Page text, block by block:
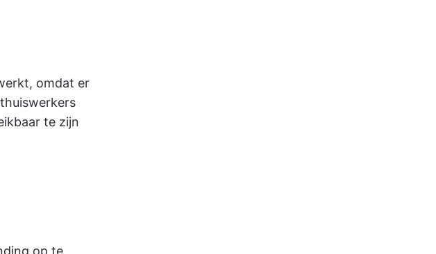
omdat er
te zijn
op te